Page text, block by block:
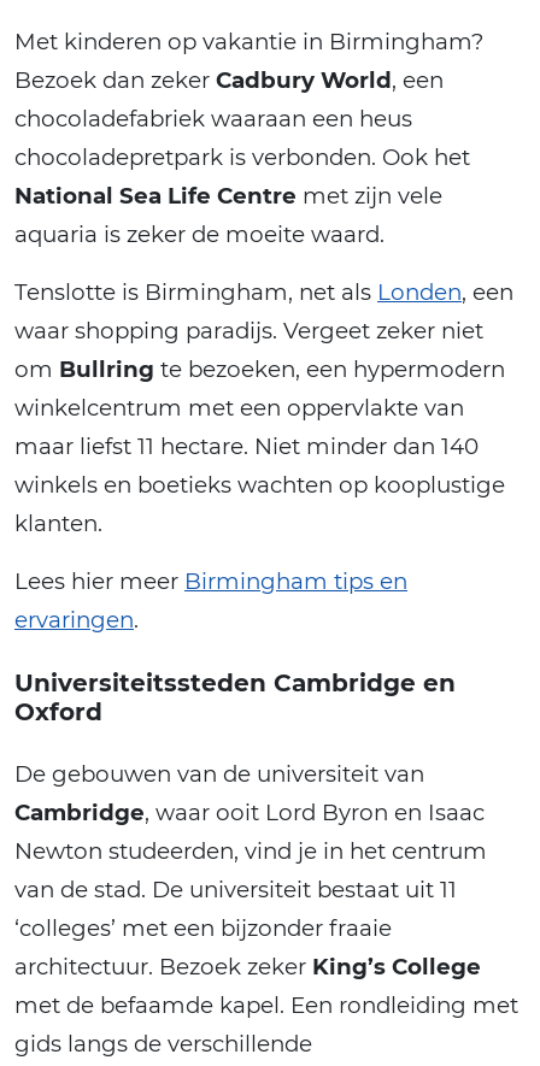
Met kinderen op vakantie in Birmingham?
Bezoek dan zeker Cadbury World, een
chocoladefabriek waaraan een heus
chocoladepretpark is verbonden. Ook het
National Sea Life Centre met zijn vele
aquaria is zeker de moeite waard.
Tenslotte is Birmingham, net als Londen, een
waar shopping paradijs. Vergeet zeker niet
om Bullring te bezoeken, een hypermodern
winkelcentrum met een oppervlakte van
maar liefst 11 hectare. Niet minder dan 140
winkels en boetieks wachten op kooplustige
klanten.
Lees hier meer Birmingham tips en
ervaringen.
Universiteitssteden Cambridge en
Oxford
De gebouwen van de universiteit van
Cambridge, waar ooit Lord Byron en Isaac
Newton studeerden, vind je in het centrum
van de stad. De universiteit bestaat uit 11
‘colleges’ met een bijzonder fraaie
architectuur. Bezoek zeker King’s College
met de befaamde kapel. Een rondleiding met
gids langs de verschillende